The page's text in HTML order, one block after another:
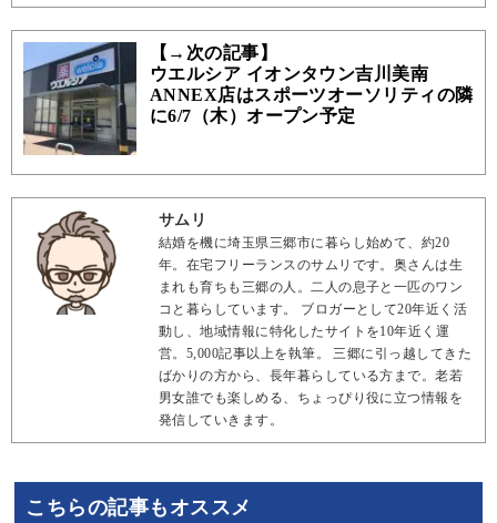
【→次の記事】
ウエルシア イオンタウン吉川美南
ANNEX店はスポーツオーソリティの隣
に6/7（木）オープン予定
サムリ
結婚を機に埼玉県三郷市に暮らし始めて、約20
年。在宅フリーランスのサムリです。奥さんは生
まれも育ちも三郷の人。二人の息子と一匹のワン
コと暮らしています。 ブロガーとして20年近く活
動し、地域情報に特化したサイトを10年近く運
営。5,000記事以上を執筆。 三郷に引っ越してきた
ばかりの方から、長年暮らしている方まで。老若
男女誰でも楽しめる、ちょっぴり役に立つ情報を
発信していきます。
こちらの記事もオススメ